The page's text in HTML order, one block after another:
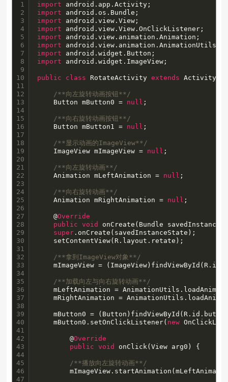
1
2
3
4
5
6
7
8
9
10
11
12
13
14
15
16
17
18
19
20
21
22
23
24
25
26
27
28
29
30
31
32
33
34
35
36
37
38
39
40
41
42
43
44
45
46
47
import
import
import
import
import
import
import
import android.widget.ImageView;
public class RotateActivity extends Activity {
/**向左旋转动画按钮**/
    Button mButton0 =
null ;
/**向右旋转动画按钮**/
    Button mButton1 =
null ;
/**显示动画的ImageView**/
    ImageView mImageView =
null ;
/**向左旋转动画**/
    Animation mLeftAnimation =
null ;
/**向右旋转动画**/
    Animation mRightAnimation =
null ;
    @
Override
public
void
onCreate(Bundle
super .onCreate(savedInstanceState);
/**拿到ImageView对象**/
	mImageView = (ImageView)findViewById(R.id.imageView);
/**加载向左与向右旋转动画**/
mLeftAnimation =
mRightAnimation =
	mButton0 = (Button)findViewById(R.id.button0);
	mButton0.setOnClickListener(
new
	    @
Override
public
void onClick(View arg0) {
/**播放向左旋转动画**/
		mImageView.startAnimation(mLeftAnimation);